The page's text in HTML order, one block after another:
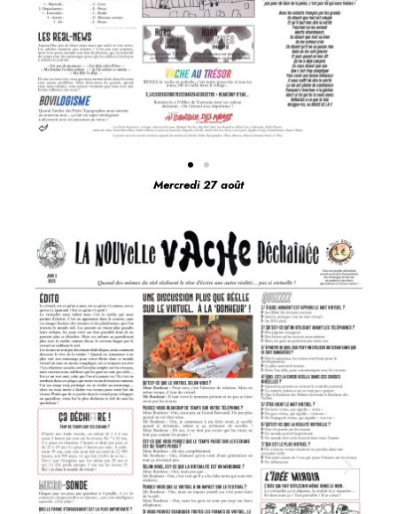
Mercredi 27 août